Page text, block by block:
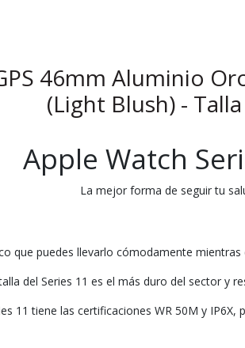
46mm Aluminio
(Light Blush) -
Apple Watch
La mejor forma de seguir tu
que puedes llevarlo cómodamente
del Series 11 es el más duro del sector y
11 tiene las certificaciones WR 50M y